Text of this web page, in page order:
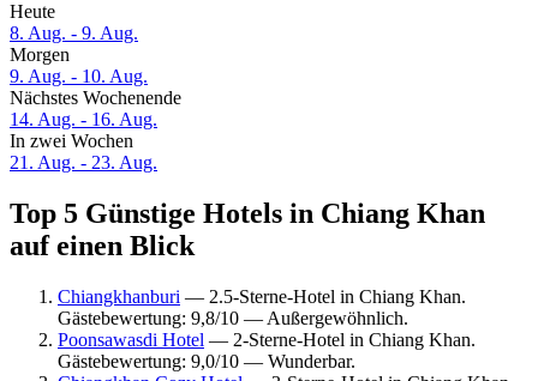
Heute
8. Aug. - 9. Aug.
Morgen
9. Aug. - 10. Aug.
Nächstes Wochenende
14. Aug. - 16. Aug.
In zwei Wochen
21. Aug. - 23. Aug.
Top 5 Günstige Hotels in Chiang Khan
auf einen Blick
Chiangkhanburi — 2.5-Sterne-Hotel in Chiang Khan.
Gästebewertung: 9,8/10 — Außergewöhnlich.
Poonsawasdi Hotel — 2-Sterne-Hotel in Chiang Khan.
Gästebewertung: 9,0/10 — Wunderbar.